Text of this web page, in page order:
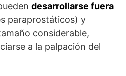
desarrollarse fuera
paraprostáticos) y
considerable,
a la palpación del